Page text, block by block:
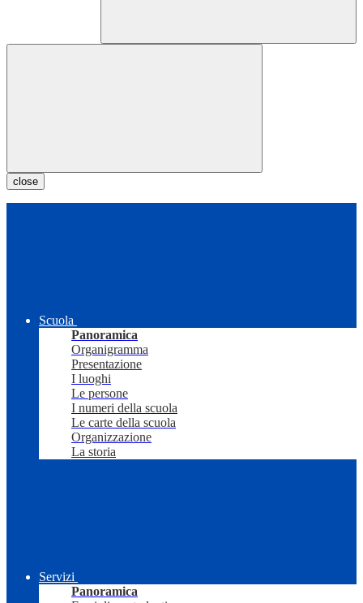
close
Scuola
Panoramica
Organigramma
Presentazione
I luoghi
Le persone
I numeri della scuola
Le carte della scuola
Organizzazione
La storia
Servizi
Panoramica